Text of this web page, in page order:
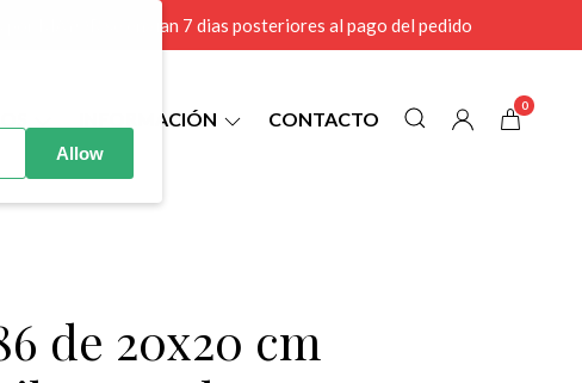
MAYOR se envian 7 dias posteriores al pago del pedido
INFORMACIÓN CONTACTO
0
de 20x20 cm
Allow